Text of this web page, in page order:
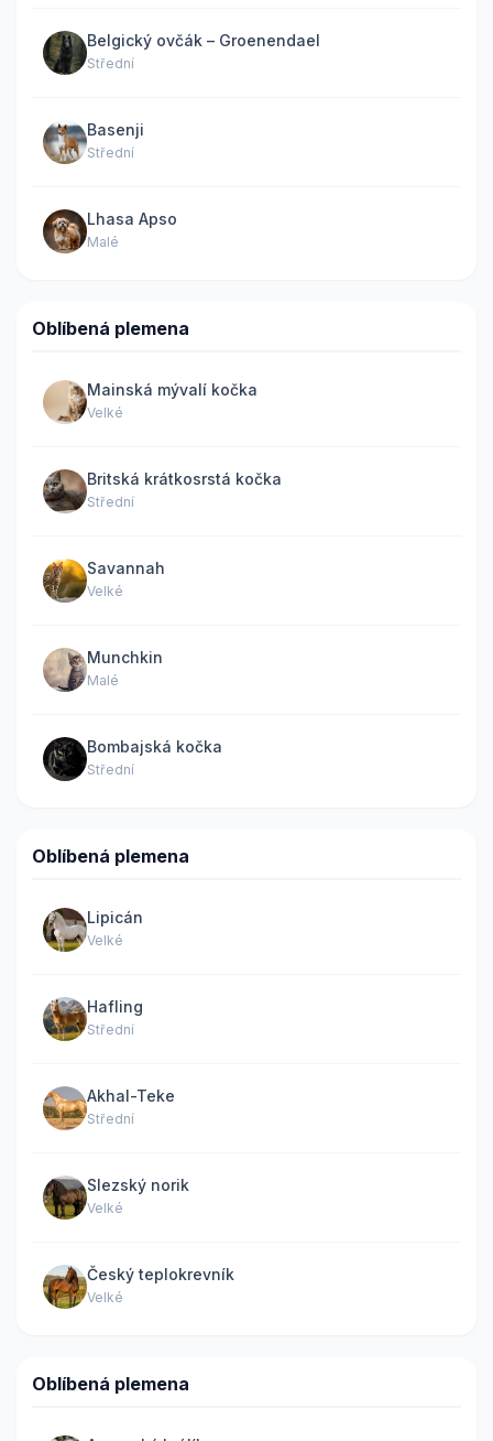
Belgický ovčák – Groenendael
Střední
Basenji
Střední
Lhasa Apso
Malé
Oblíbená plemena
Mainská mývalí kočka
Velké
Britská krátkosrstá kočka
Střední
Savannah
Velké
Munchkin
Malé
Bombajská kočka
Střední
Oblíbená plemena
Lipicán
Velké
Hafling
Střední
Akhal-Teke
Střední
Slezský norik
Velké
Český teplokrevník
Velké
Oblíbená plemena